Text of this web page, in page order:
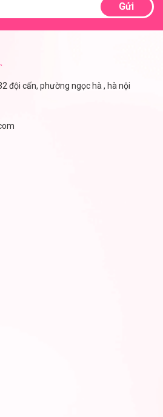
Gửi
đội cấn, phường ngọc hà , hà nội